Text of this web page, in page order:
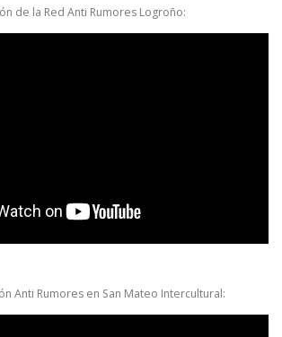
de la Red Anti Rumores Logroño:
Anti Rumores en San Mateo Intercultural: